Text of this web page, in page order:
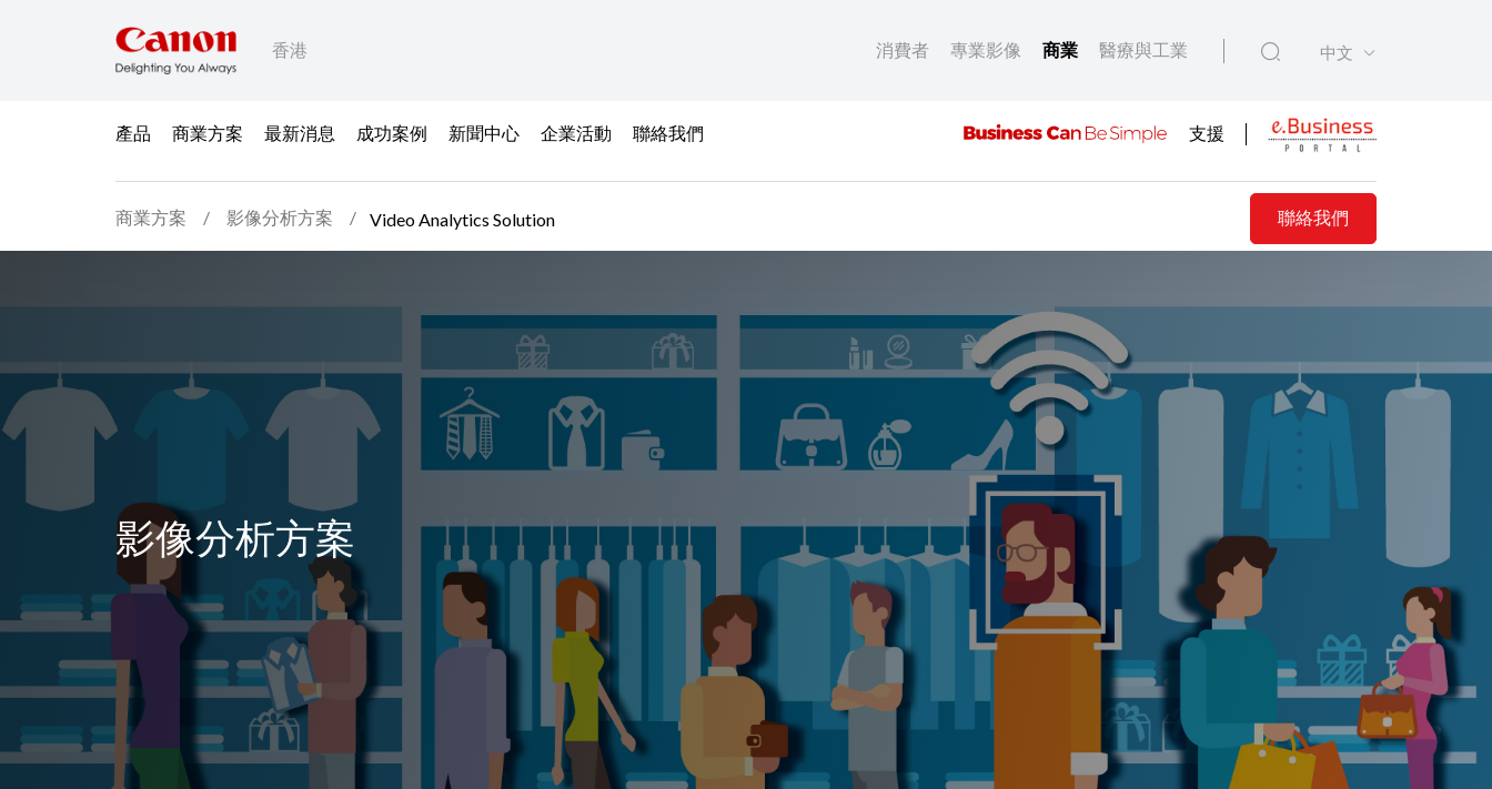
香港 消費者 專業影像 商業 醫療與工業 中文
產品 商業方案 最新消息 成功案例 新聞中心 企業活動 聯絡我們 支援
商業方案 影像分析方案 Video Analytics Solution 聯絡我們
影像分析方案